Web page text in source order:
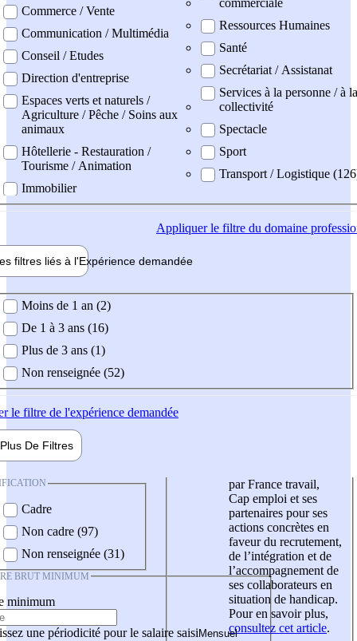
Commerce / Vente
Communication / Multimédia
Conseil / Etudes
Direction d'entreprise
Espaces verts et naturels /
Agriculture / Pêche / Soins aux
animaux
Hôtellerie - Restauration /
Tourisme / Animation
Immobilier
Ressources Humaines
Santé
Secrétariat / Assistanat
Services à la personne / à la
collectivité
Spectacle
Sport
Transport / Logistique
Appliquerle filtre du domaine
filtres liés à l'Expérience demandée
demandée
Moins de 1 an (2)
De 1 à 3 ans (16)
Plus de 3 ans (1)
Non renseignée (52)
le filtre de l'expérience demandée
Plus De Filtres
Cadre
Non cadre (97)
Non renseignée (31)
BRUT MINIMUM
minimum
une périodicité pour le salaire saisi
par France travail,
Cap emploi et ses
partenaires pour ses
actions concrètes en
faveur du recrutement,
de l’intégration et de
l’accompagnement de
ses collaborateurs en
situation de handicap.
Pour en savoir plus,
consultez cet article.